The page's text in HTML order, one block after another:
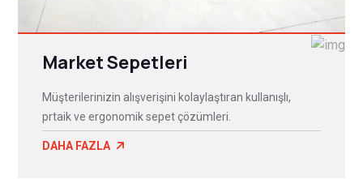
Market Sepetleri
Müşterilerinizin alışverişini kolaylaştıran kullanışlı,
prtaik ve ergonomik sepet çözümleri.
DAHA FAZLA